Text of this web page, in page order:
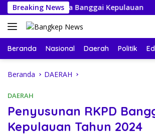
Langsung
ke
konten
Breaking News
Banggai Kepulauan
Beranda Nasional Daerah Politik
Beranda DAERAH
DAERAH
Penyusunan RKPD
Kepulauan Tahun 2024